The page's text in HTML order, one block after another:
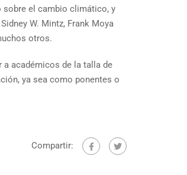
sobre el cambio climático, y
W. Mintz, Frank Moya
otros.
a académicos de la talla de
ya sea como ponentes o
Compartir: